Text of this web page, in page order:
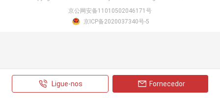
Ligue-nos Fornecedor
京公网安备11010502046171号
京ICP备2020037340号-5